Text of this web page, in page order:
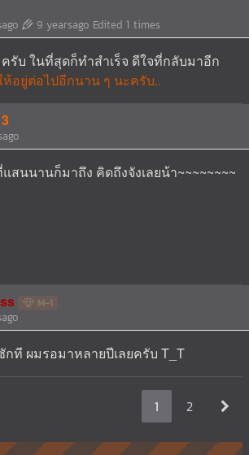
9 yearsago Edited 1 times
รับ ในที่สุดก็ทำสำเร็จ ดีใจที่กลับมาอีก
ห้อยู่ต่อไปอีกนาน ๆ นะครับ..
สนนานก็มาถึง คิดถึงจังเลยน้า~~~~~~~~
M-1
ที ผมรอมาหลายปีเลยครับ T_T
1 2